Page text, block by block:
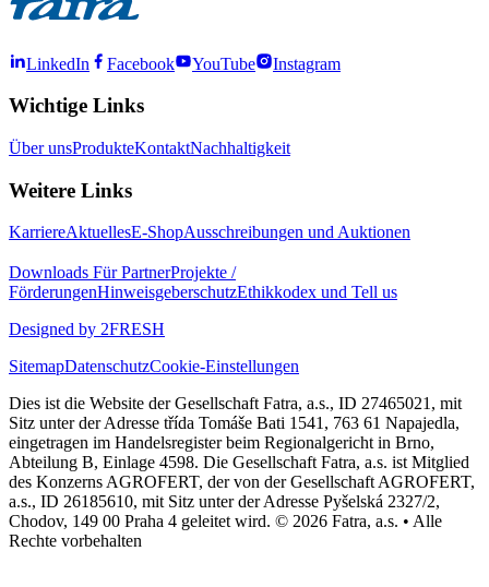
LinkedIn Facebook YouTube Instagram
Wichtige Links
Über unsProdukteKontaktNachhaltigkeit
Weitere Links
KarriereAktuellesE-ShopAusschreibungen und Auktionen
Downloads Für PartnerProjekte /
FörderungenHinweisgeberschutzEthikkodex und Tell us
Designed by 2FRESH
SitemapDatenschutzCookie-Einstellungen
Dies ist die Website der Gesellschaft Fatra, a.s., ID 27465021, mit
Sitz unter der Adresse třída Tomáše Bati 1541, 763 61 Napajedla,
eingetragen im Handelsregister beim Regionalgericht in Brno,
Abteilung B, Einlage 4598. Die Gesellschaft Fatra, a.s. ist Mitglied
des Konzerns AGROFERT, der von der Gesellschaft AGROFERT,
a.s., ID 26185610, mit Sitz unter der Adresse Pyšelská 2327/2,
Chodov, 149 00 Praha 4 geleitet wird. © 2026 Fatra, a.s. • Alle
Rechte vorbehalten